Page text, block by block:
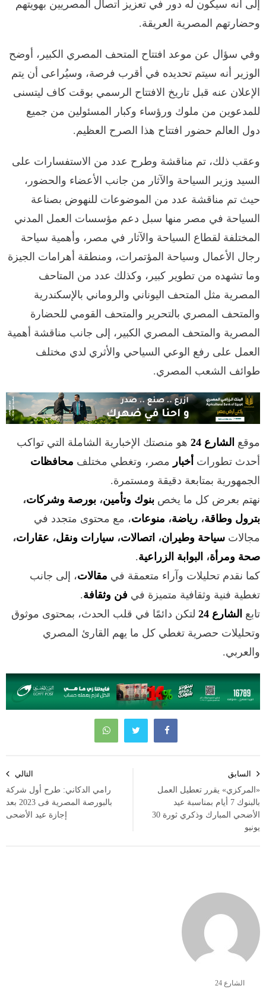
إلى أنه سيكون له دور في تعزيز اتصال المصريين بهويتهم
وحضارتهم المصرية العريقة.
وفي سؤال عن موعد افتتاح المتحف المصري الكبير، أوضح
الوزير أنه سيتم تحديده في أقرب فرصة، وسيُراعى أن يتم
الإعلان عنه قبل تاريخ الافتتاح الرسمي بوقت كاف ليتسنى
للمدعوين من ملوك ورؤساء وكبار المسئولين من جميع
دول العالم حضور افتتاح هذا الصرح العظيم.
وعقب ذلك، تم مناقشة وطرح عدد من الاستفسارات على
السيد وزير السياحة والآثار من جانب الأعضاء والحضور،
حيث تم مناقشة عدد من الموضوعات للنهوض بصناعة
السياحة في مصر منها سبل دعم مؤسسات العمل المدني
المختلفة لقطاع السياحة والآثار في مصر، وأهمية سياحة
رجال الأعمال وسياحة المؤتمرات، ومنطقة أهرامات الجيزة
وما تشهده من تطوير كبير، وكذلك عدد من المتاحف
المصرية مثل المتحف اليوناني والروماني بالإسكندرية
والمتحف المصري بالتحرير والمتحف القومي للحضارة
المصرية والمتحف المصري الكبير، إلى جانب مناقشة أهمية
العمل على رفع الوعي السياحي والأثري لدي مختلف
طوائف الشعب المصري.
موقع الشارع 24
هو منصتك الإخبارية الشاملة التي تواكب
أحدث تطورات أخبار مصر، وتغطي مختلف محافظات
الجمهورية بمتابعة دقيقة ومستمرة.
نهتم بعرض كل ما يخص بنوك وتأمين، بورصة وشركات،
بترول وطاقة، رياضة، منوعات، مع محتوى متجدد في
مجالات سياحة وطيران، اتصالات، سيارات ونقل، عقارات،
صحة ومرأة، البوابة الزراعية.
كما نقدم تحليلات وآراء متعمقة في مقالات، إلى جانب
تغطية فنية وثقافية متميزة في فن وثقافة.
تابع الشارع 24
لتكن دائمًا في قلب الحدث، بمحتوى موثوق
وتحليلات حصرية تغطي كل ما يهم القارئ المصري
والعربي.
المقالات
السابق
«المركزي» يقرر تعطيل العمل
بالبنوك 7 أيام بمناسبة عيد
الأضحي المبارك وذكري ثورة 30
يونيو
التالي
رامي الدكاني: طرح أول شركة
بالبورصة المصرية فى 2023 بعد
إجازة عيد الأضحى
الشارع 24